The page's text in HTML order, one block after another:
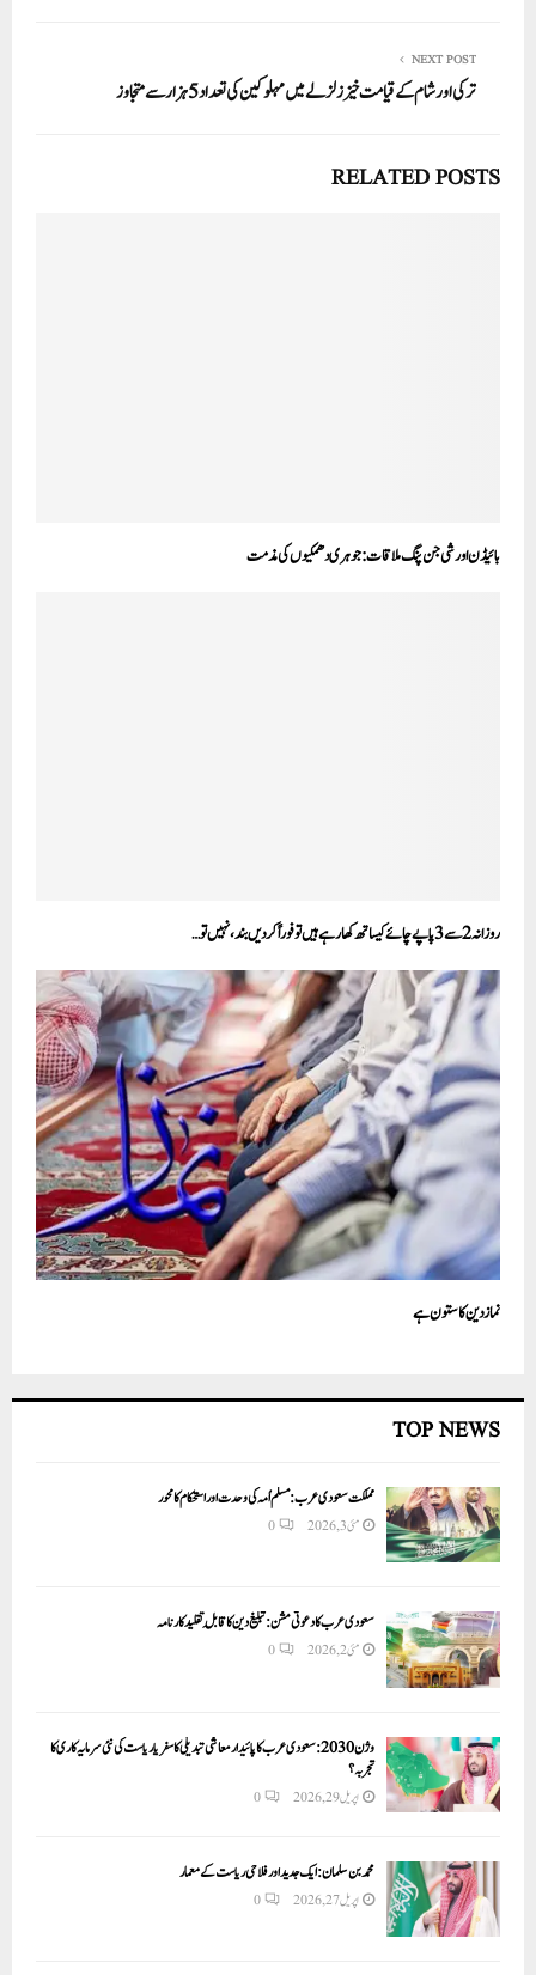
NEXT POST
ترکی اور شام کے قیامت خیز زلزلے میں مہلوکین کی تعداد 5ہزار سے متجاوز
RELATED POSTS
بائیڈن اور شی جن پنگ ملاقات: جوہری دھمکیوں کی مذمت
روزانہ 2 سے 3 پاپے چائے کیساتھ کھا رہے ہیں تو فوراً کردیں بند، نہیں تو…
نماز دین کا ستون ہے
TOP NEWS
مملکت سعودی عرب: مسلم اُمہ کی وحدت اور استحکام کا محور
مئی 3, 2026 0
سعودی عرب کا دعوتی مشن: تبلیغ دین کا قابلِ تقلید کارنامہ
مئی 2, 2026 0
وژن 2030:سعودی عرب کا پائیدار معاشی تبدیلی کا سفر یا ریاست کی نئی سرمایہ کاری کا
تجربہ؟
اپریل 29, 2026 0
محمد بن سلمان: ایک جدید اور فلاحی ریاست کے معمار
اپریل 27, 2026 0